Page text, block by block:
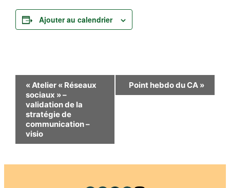
Ajouter au calendrier
Navigation
Évènement
«Atelier « Réseaux
sociaux » –
validation de la
stratégie de
communication –
visio
Point hebdo du CA »